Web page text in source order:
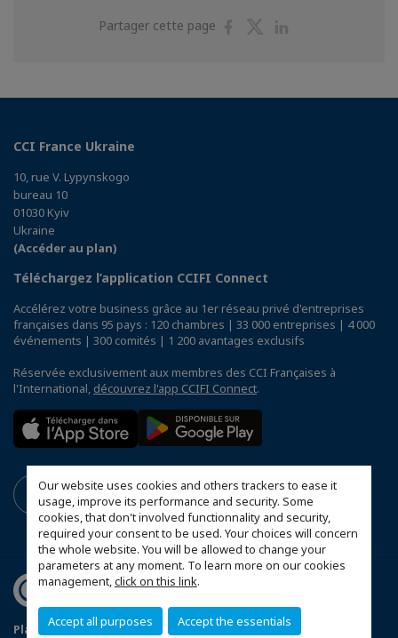
Our website uses cookies and others trackers to ease it
usage, improve its performance and security. Some
cookies, that don't involved functionnality and security,
required your consent to be used. Your choices will concern
the whole website. You will be allowed to change your
parameters at any moment. To learn more on our cookies
management,click on this link.
Accept all purposes Accept the essentials
Partager cette page
PartagerPartager
CCI France Ukraine
10, rue V. Lypynskogo
bureau 10
01030 Kyiv
Ukraine
(Accéder au plan)
Téléchargez l’application CCIFI Connect
Accélérez votre business grâce au 1er réseau privé d'entreprises
françaises dans 95 pays : 120 chambres | 33 000 entreprises | 4 000
événements | 300 comités | 1 200 avantages exclusifs
Réservée exclusivement aux membres des CCI Françaises à
l'International, découvrez l'app CCIFI Connect.
Plan du site Mentions légales